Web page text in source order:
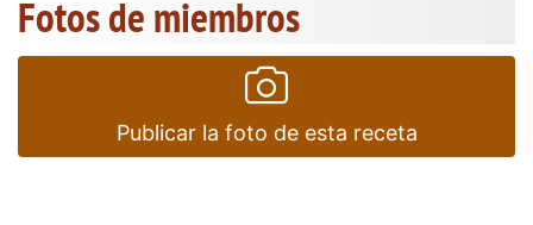
Fotos de miembros
Publicar la foto de esta receta